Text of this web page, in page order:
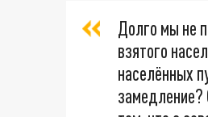
Долго мы не
взятого
населённых
замедление?